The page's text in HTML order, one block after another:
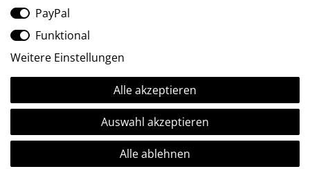
Ⓒ2009-2026 ARTland GmbH • Alle Rechte vorbehalten.
PayPal
Funktional
Weitere Einstellungen
Alle akzeptieren
Auswahl akzeptieren
Alle ablehnen